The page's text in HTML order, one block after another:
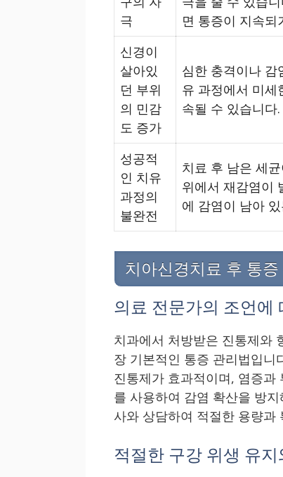
극
면 통증이 지속되
신경이
살아있
던 부위
의 민감
도 증가
심한 충격이나 감
유 과정에서 미세
속될 수 있습니다.
성공적
인 치유
과정의
불완전
치료 후 남은 세
위에서 재감염이
에 감염이 남아
치아신경치료 후 통
의료 전문가의 조언에
치과에서 처방받은 진통제와
장 기본적인 통증 관리법입니
진통제가 효과적이며, 염증과
를 사용하여 감염 확산을 방
사와 상담하여 적절한 용량과
적절한 구강 위생 유지